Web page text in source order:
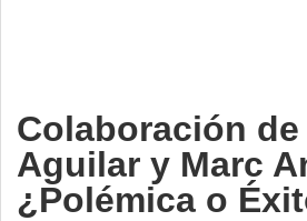
Colaboración
Aguilar y Marc
¿Polémica o